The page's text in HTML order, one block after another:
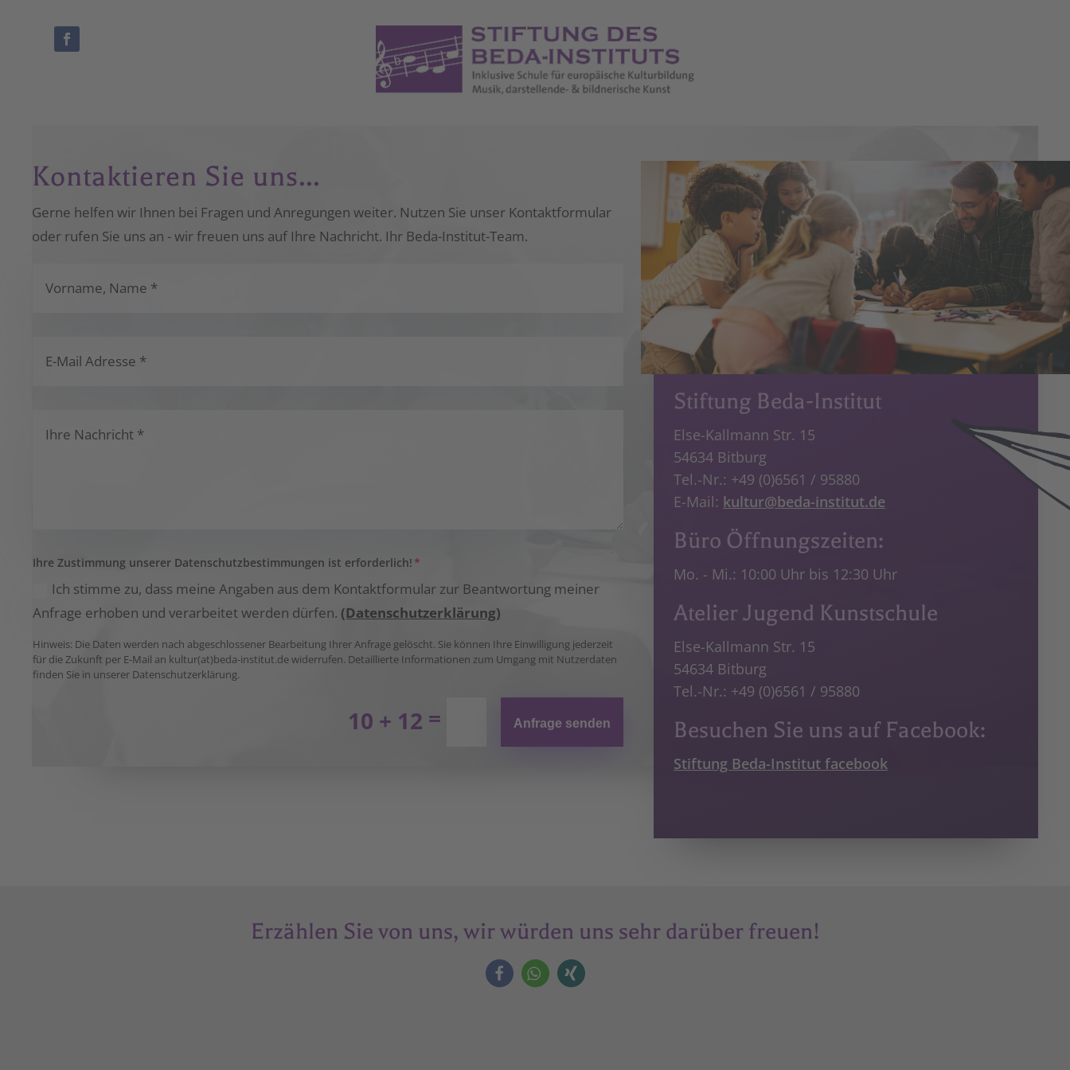
Kontaktieren Sie uns...
Gerne helfen wir Ihnen bei Fragen und Anregungen weiter. Nutzen Sie unser Kontaktformular
oder rufen Sie uns an - wir freuen uns auf Ihre Nachricht. Ihr Beda-Institut-Team.
Ihre Zustimmung unserer Datenschutzbestimmungen ist erforderlich!
Ich stimme zu, dass meine Angaben aus dem Kontaktformular zur Beantwortung meiner
Anfrage erhoben und verarbeitet werden dürfen. (Datenschutzerklärung)
Hinweis: Die Daten werden nach abgeschlossener Bearbeitung Ihrer Anfrage gelöscht. Sie können Ihre Einwilligung jederzeit
für die Zukunft per E-Mail an kultur(at)beda-institut.de widerrufen. Detaillierte Informationen zum Umgang mit Nutzerdaten
finden Sie in unserer Datenschutzerklärung.
10 + 12 = Anfrage senden
Stiftung Beda-Institut
Else-Kallmann Str. 15
54634 Bitburg
Tel.-Nr.: +49 (0)6561 / 95880
E-Mail: kultur@beda-institut.de
Büro Öffnungszeiten:
Mo. - Mi.: 10:00 Uhr bis 12:30 Uhr
Atelier Jugend Kunstschule
Else-Kallmann Str. 15
54634 Bitburg
Tel.-Nr.: +49 (0)6561 / 95880
Besuchen Sie uns auf Facebook:
Stiftung Beda-Institut facebook
Erzählen Sie von uns, wir würden uns sehr darüber freuen!